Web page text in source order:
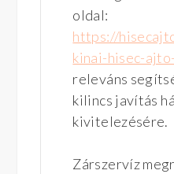
oldal:
https://
kinai-hisec-
releváns
kilincs javítás
kivitelezésére.
Zárszervíz